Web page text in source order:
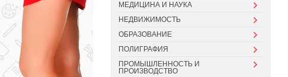
МЕДИЦИНА И НАУКА
НЕДВИЖИМОСТЬ
ОБРАЗОВАНИЕ
ПОЛИГРАФИЯ
ПРОМЫШЛЕННОСТЬ И
ПРОИЗВОДСТВО